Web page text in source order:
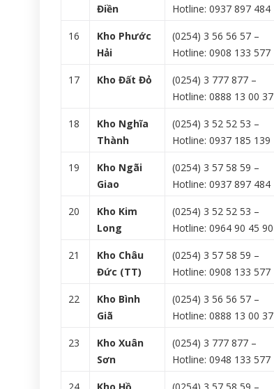
Điền
Hotline: 0937 897 484
16
Kho Phước
Hải
(0254) 3 56 56 57 –
Hotline: 0908 133 577
17 Kho Đất Đỏ
(0254) 3 777 877 –
Hotline: 0888 13 00 37
18
Kho Nghĩa
Thành
(0254) 3 52 52 53 –
Hotline: 0937 185 139
19
Kho Ngãi
Giao
(0254) 3 57 58 59 –
Hotline: 0937 897 484
20
Kho Kim
Long
(0254) 3 52 52 53 –
Hotline: 0964 90 45 90
21
Kho Châu
Đức (TT)
(0254) 3 57 58 59 –
Hotline: 0908 133 577
22
Kho Bình
Giã
(0254) 3 56 56 57 –
Hotline: 0888 13 00 37
23
Kho Xuân
Sơn
(0254) 3 777 877 –
Hotline: 0948 133 577